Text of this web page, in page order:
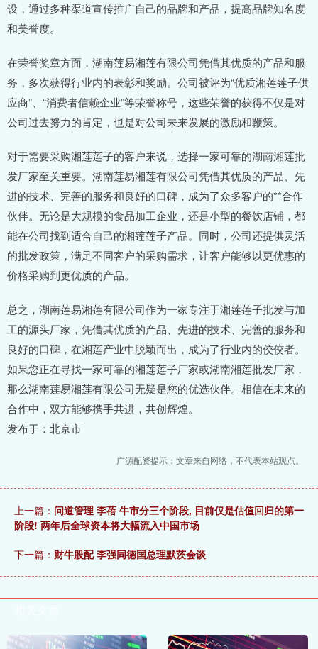
设，通过多种渠道宣传推广自己的品牌和产品，提高品牌知名度
和美誉度。
在荣誉奖章方面，湖南莲易湘莲有限公司凭借其优质的产品和服
务，多次获得行业内的表彰和奖励。公司被评为“优质湘莲莲子供
应商”、“消费者信赖企业”等荣誉称号，这些荣誉的获得不仅是对
公司过去努力的肯定，也是对公司未来发展的激励和鞭策。
对于需要采购湘莲莲子的客户来说，选择一家可靠的湖南湘莲批
发厂家至关重要。湖南莲易湘莲有限公司凭借其优质的产品、先
进的技术、完善的服务和良好的口碑，成为了众多客户的**合作
伙伴。无论是大规模的食品加工企业，还是小型的餐饮店铺，都
能在公司找到适合自己的湘莲莲子产品。同时，公司还提供灵活
的批发政策，满足不同客户的采购需求，让客户能够以更优惠的
价格采购到更优质的产品。
总之，湖南莲易湘莲有限公司作为一家专注于湘莲莲子批发与加
工的源头厂家，凭借其优质的产品、先进的技术、完善的服务和
良好的口碑，在湘莲产业中脱颖而出，成为了行业内的佼佼者。
如果您正在寻找一家可靠的湘莲莲子厂家或湖南湘莲批发厂家，
那么湖南莲易湘莲有限公司无疑是您的优选伙伴。相信在未来的
合作中，双方能够携手共进，共创辉煌。
发布于：北京市
广源配资提示：文章来自网络，不代表本站观点。
上一篇： 问道管理 李蓓 牛市分三个阶段, 目前仅是估值回归的第一
阶段! 两年后全球资本将大幅流入中国市场
下一篇： 财牛股配 李强同德国总理默茨会谈